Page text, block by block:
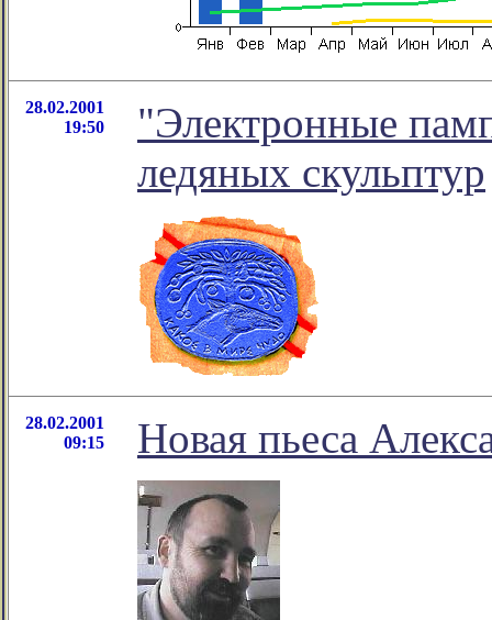
28.02.2001
19:50
"Электронные
ледяных скульптур
28.02.2001
09:15
Новая пьеса